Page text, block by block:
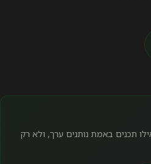
תכנים באמת נותנים ערך, ולא רק